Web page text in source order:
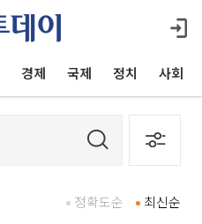
경제 국제 정치 사회
최신순
정확도순